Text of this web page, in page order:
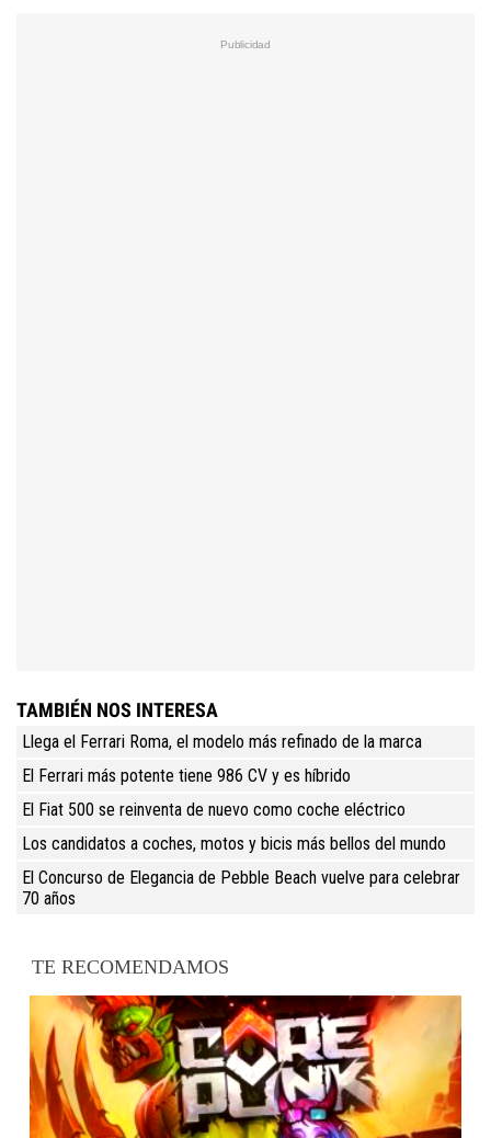
TAMBIÉN NOS INTERESA
Llega el Ferrari Roma, el modelo más refinado de la marca
El Ferrari más potente tiene 986 CV y es híbrido
El Fiat 500 se reinventa de nuevo como coche eléctrico
Los candidatos a coches, motos y bicis más bellos del mundo
El Concurso de Elegancia de Pebble Beach vuelve para celebrar
70 años
TE RECOMENDAMOS